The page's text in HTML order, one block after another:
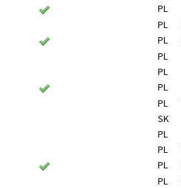
PL
PL
PL
PL
PL
PL
PL
SK
PL
PL
PL
PL